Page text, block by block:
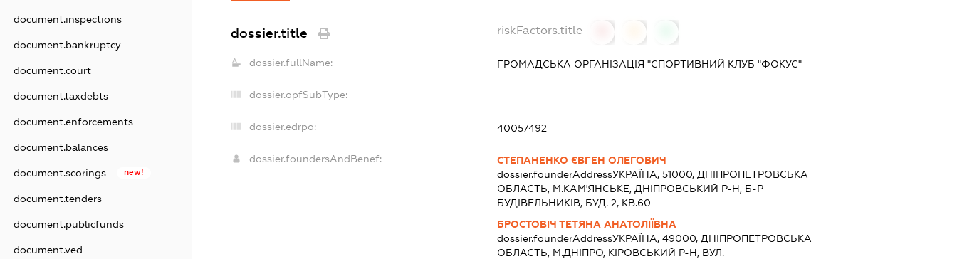
document.inspections
document.bankruptcy
document.court
document.taxdebts
document.enforcements
document.balances
document.scorings new!
document.tenders
document.publicfunds
document.ved
dossier.title riskFactors.title
dossier.fullName: ГРОМАДСЬКА ОРГАНІЗАЦІЯ "СПОРТИВНИЙ КЛУБ "ФОКУС"
dossier.opfSubType: -
dossier.edrpo: 40057492
dossier.foundersAndBenef:
СТЕПАНЕНКО ЄВГЕН ОЛЕГОВИЧ
dossier.founderAddressУКРАЇНА, 51000, ДНIПРОПЕТРОВСЬКА
ОБЛАСТЬ, М.КАМ'ЯНСЬКЕ, ДНІПРОВСЬКИЙ Р-Н, Б-Р
БУДІВЕЛЬНИКІВ, БУД. 2, КВ.60
БРОСТОВІЧ ТЕТЯНА АНАТОЛІЇВНА
dossier.founderAddressУКРАЇНА, 49000, ДНIПРОПЕТРОВСЬКА
ОБЛАСТЬ, М.ДНIПРО, КІРОВСЬКИЙ Р-Н, ВУЛ.